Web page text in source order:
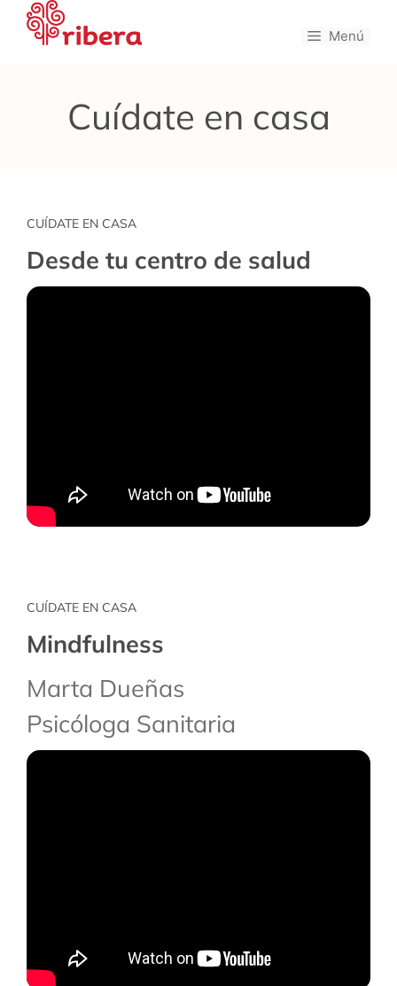
Saltar
contenido
Menú
Cuídate en casa
CUÍDATE EN CASA
Desde tu centro de salud
CUÍDATE EN CASA
Mindfulness
Marta Dueñas
Psicóloga Sanitaria